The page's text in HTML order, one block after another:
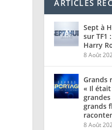
ARTICLES
Sept à
sur TF1
Harry
8 Août
Grands
« Il
grands
8 Août